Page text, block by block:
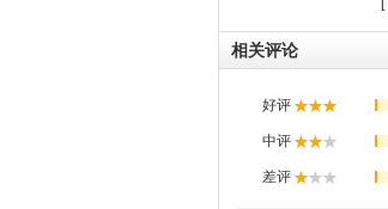
相关评论